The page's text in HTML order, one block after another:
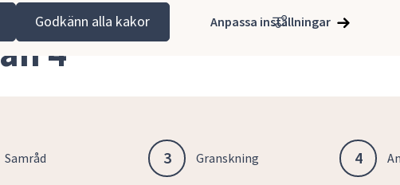
Godkänn alla kakor Anpassa inställningar
Pågående detaljplaner
4
Samråd 3 Granskning 4